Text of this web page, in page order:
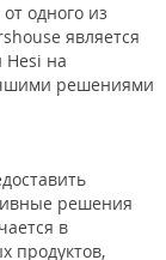
одного из
является
на
решениями
решения
в
продуктов,